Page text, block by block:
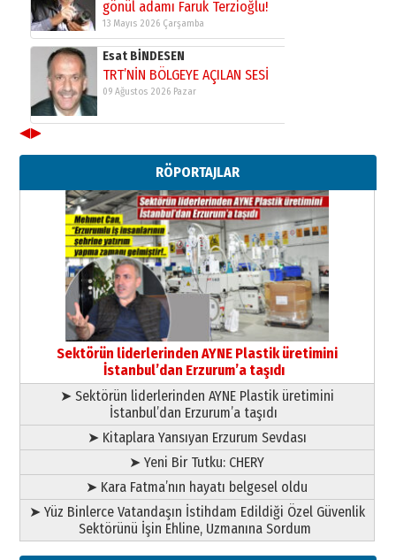
gönül adamı Faruk Terzioğlu!
13 Mayıs 2026 Çarşamba
Esat BİNDESEN
TRT’NİN BÖLGEYE AÇILAN SESİ
09 Ağustos 2026 Pazar
Erzurumspor’un köşe taşları
29 Haziran 2026 Pazartesi
Kenan GÜLERCİ
Murat Şahsuvaroğlu ERKON’da
çıtayı yukarı taşırken,
yönetimdekiler aşağı
çekmemeli!
17 Şubat 2026 SalıOrhan BOZKURT
Bir fotoğraf, bir şehir, bir
gazeteci… Dizginler kimin
elinde?
A. Berhan Yılmaz
BİR BÖLÜM DEĞİL, BİR ÖMÜR
SEÇİYORSUNUZ… “NEDEN
ATATÜRK ÜNİVERSİTESİ?”
28 Temmuz 2026 Salı
Ahmet Gökhan YAZICI
Ahmed Yesevi’den bir Alperen…
”Reisimiz” idi… Hakka yürüdü.!
26 Mart 2026 Perşembe
◀▶
RÖPORTAJLAR
Sektörün liderlerinden AYNE Plastik üretimini
İstanbul’dan Erzurum’a taşıdı
➤ Sektörün liderlerinden AYNE Plastik üretimini
İstanbul’dan Erzurum’a taşıdı
➤ Kitaplara Yansıyan Erzurum Sevdası
➤ Yeni Bir Tutku: CHERY
➤ Kara Fatma’nın hayatı belgesel oldu
➤ Yüz Binlerce Vatandaşın İstihdam Edildiği Özel Güvenlik
Sektörünü İşin Ehline, Uzmanına Sordum